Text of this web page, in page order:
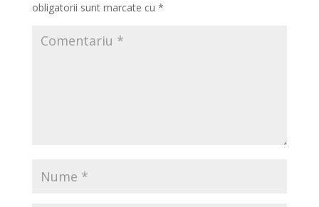
obligatorii sunt marcate cu *